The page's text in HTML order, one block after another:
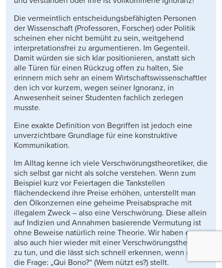
Die vermeintlich entscheidungsbefähigten Personen
der Wissenschaft (Professoren, Forscher) oder Politik
scheinen eher nicht bemüht zu sein, weitgehend
interpretationsfrei zu argumentieren. Im Gegenteil.
Damit würden sie sich klar positionieren, anstatt sich
alle Türen für einen Rückzug offen zu halten, Sie
erinnern mich sehr an einem Wirtschaftswissenschaftler
den ich vor kurzem, wegen seiner Ignoranz, in
Anwesenheit seiner Studenten fachlich zerlegen
musste.
Eine exakte Definition von Begriffen ist jedoch eine
unverzichtbare Grundlage für eine konstruktive
Kommunikation.
Im Alltag kenne ich viele Verschwörungstheoretiker, die
sich selbst gar nicht als solche verstehen. Wenn zum
Beispiel kurz vor Feiertagen die Tankstellen
flächendeckend ihre Preise erhöhen, unterstellt man
den Ölkonzernen eine geheime Preisabsprache mit
illegalem Zweck – also eine Verschwörung. Diese allein
auf Indizien und Annahmen basierende Vermutung ist
ohne Beweise natürlich reine Theorie. Wir haben es
also auch hier wieder mit einer Verschwörungstheorie
zu tun, und die lässt sich schnell erkennen, wenn man
die Frage: „Qui Bono?“ (Wem nützt es?) stellt.